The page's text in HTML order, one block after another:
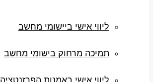
ליווי אישי ביישומי מחשב
תמיכה מרחוק בישומי מחשב
ליווי אישי באמנות הפרזנטציה